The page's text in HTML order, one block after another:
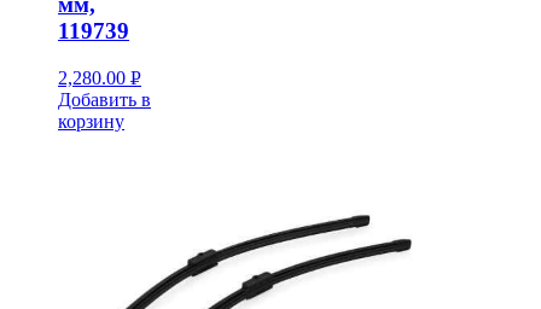
119739
2,280.00 Р
УБ.
Добавить в
корзину